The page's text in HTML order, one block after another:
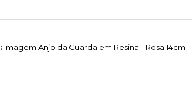
Imagem Anjo da Guarda em Resina - Rosa 14cm